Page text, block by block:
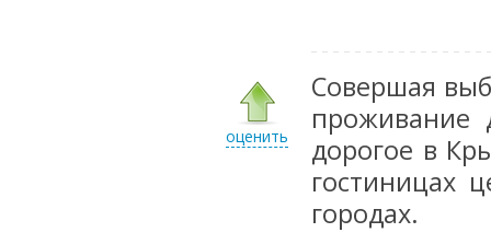
оценить
Совершая
проживание
дорогое в
гостиницах
городах.